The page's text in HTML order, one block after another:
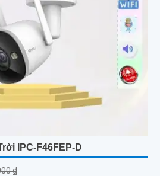
IPC-F46FEP-D
₫